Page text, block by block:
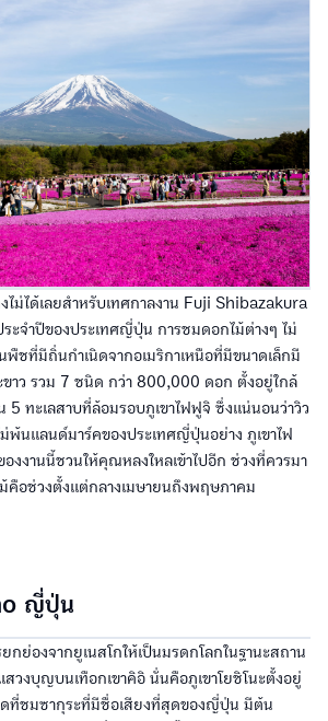
ม่ได้เลยสำหรับเทศกาลงาน Fuji Shibazakura
ะจำปีของประเทศญี่ปุ่น การชมดอกไม้ต่างๆ ไม่
พืชที่มีถิ่นกำเนิดจากอเมริกาเหนือที่มีขนาดเล็กมี
าว รวม 7 ชนิด กว่า 800,000 ดอก ตั้งอยู่ใกล้
5 ทะเลสาบที่ล้อมรอบภูเขาไฟฟูจิ ซึ่งแน่นอนว่าวิว
พ้นแลนด์มาร์คของประเทศญี่ปุ่นอย่าง ภูเขาไฟ
งงานนี้ชวนให้คุณหลงใหลเข้าไปอีก ช่วงที่ควรมา
คือช่วงตั้งแต่กลางเมษายนถึงพฤษภาคม
ญี่ปุ่น
กย่องจากยูเนสโกให้เป็นมรดกโลกในฐานะสถาน
วงบุญบนเทือกเขาคิอิ นั่นคือภูเขาโยชิโนะตั้งอยู่
ดที่ชมซากุระที่มีชื่อเสียงที่สุดของญี่ปุ่น มีต้น